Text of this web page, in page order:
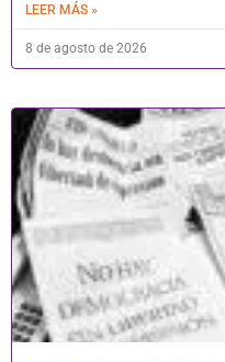
LEER MÁS »
8 de agosto de 2026